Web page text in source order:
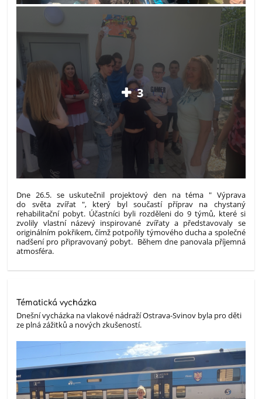
3
Dne 26.5. se uskutečnil projektový den na téma " Výprava
do světa zvířat ", který byl součastí příprav na chystaný
rehabilitační pobyt. Účastníci byli rozděleni do 9 týmů, které si
zvolily vlastní názevý inspirované zvířaty a představovaly se
originálním pokřikem, čímž potpořily týmového ducha a společné
nadšení pro připravovaný pobyt. Během dne panovala příjemná
atmosféra.
Tématická vycházka
Dnešní vycházka na vlakové nádraží Ostrava-Svinov byla pro děti
ze plná zážitků a nových zkušeností.